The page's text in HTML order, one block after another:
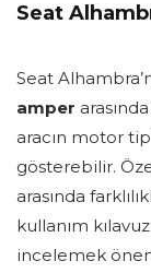
Seat
Seat
amper
aracın motor
gösterebilir.
arasında
kullanım
incelemek